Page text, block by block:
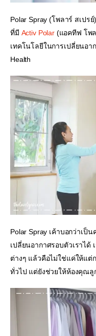
Polar Spray (โพลาร์ สเปรย์
ที่มี Activ Polar (แอคทีฟ โพล
เทคโนโลยีในการเปลี่ยนอ
Health
Polar Spray เค้าบอกว่าเป็
เปลี่ยนอากาศรอบตัวเราได้
ต่างๆ แล้วคือไม่ใช่แค่ให้แ
ทั่วไป แต่ยังช่วยให้ห้องคุณลู